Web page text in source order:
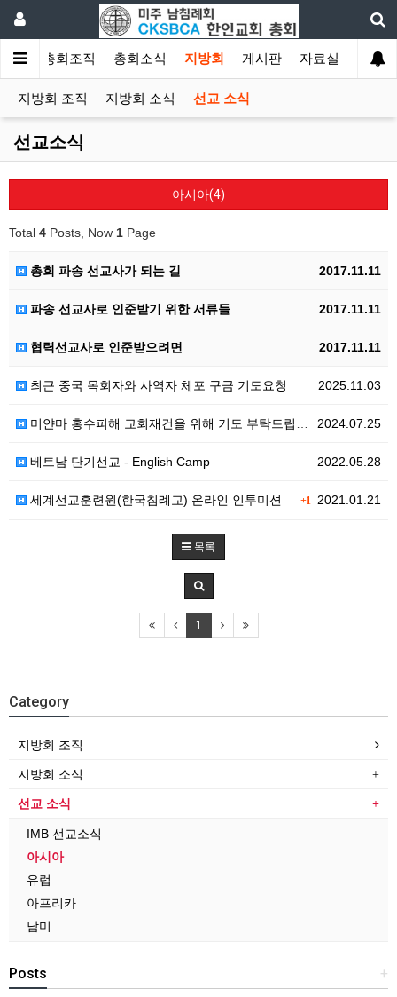
개 총회조직 총회소식 지방회 게시판 자료실
지방회 조직 지방회 소식 선교 소식
선교소식
아시아(4)
Total 4 Posts, Now 1 Page
2017.11.11
총회 파송 선교사가 되는 길
2017.11.11
파송 선교사로 인준받기 위한 서류들
2017.11.11
협력선교사로 인준받으려면
2025.11.03
최근 중국 목회자와 사역자 체포 구금 기도요청
2024.07.25
미얀마 홍수피해 교회재건을 위해 기도 부탁드립니다 (이동 선교사)
2022.05.28
베트남 단기선교 - English Camp
+1 2021.01.21
세계선교훈련원(한국침례교) 온라인 인투미션
목록
1
Category
지방회 조직
지방회 소식
선교 소식
IMB 선교소식
아시아
유럽
아프리카
남미
+
Posts